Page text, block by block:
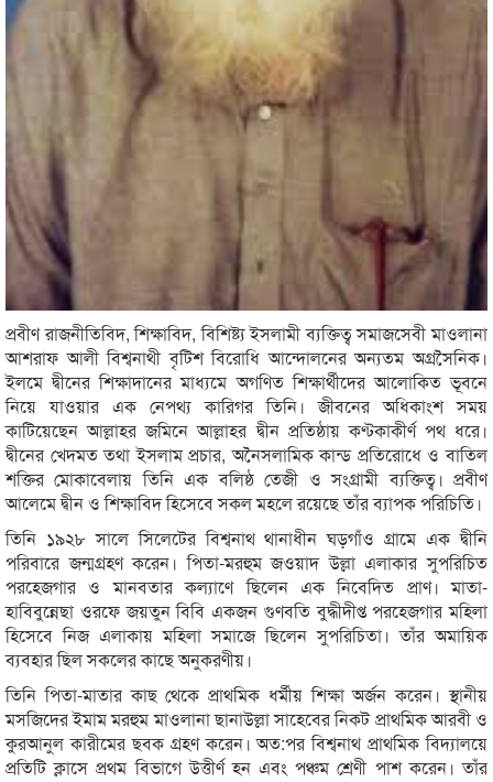
প্রবীণ রাজনীতিবিদ, শিক্ষাবিদ, বিশিষ্ট্য ইসলামী ব্যক্তিত্ব সমাজসেবী মাওলানা
আশরাফ আলী বিশ্বনাথী বৃটিশ বিরোধি আন্দোলনের অন্যতম অগ্রসৈনিক।
ইলমে দ্বীনের শিক্ষাদানের মাধ্যমে অগণিত শিক্ষার্থীদের আলোকিত ভূবনে
নিয়ে যাওয়ার এক নেপথ্য কারিগর তিনি। জীবনের অধিকাংশ সময়
কাটিয়েছেন আল্লাহর জমিনে আল্লাহর দ্বীন প্রতিষ্ঠায় কণ্টকাকীর্ণ পথ ধরে।
দ্বীনের খেদমত তথা ইসলাম প্রচার, অনৈসলামিক কান্ড প্রতিরোধে ও বাতিল
শক্তির মোকাবেলায় তিনি এক বলিষ্ঠ তেজী ও সংগ্রামী ব্যক্তিত্ব। প্রবীণ
আলেমে দ্বীন ও শিক্ষাবিদ হিসেবে সকল মহলে রয়েছে তাঁর ব্যাপক পরিচিতি।
তিনি ১৯২৮ সালে সিলেটের বিশ্বনাথ থানাধীন ঘড়গাঁও গ্রামে এক দ্বীনি
পরিবারে জন্মগ্রহণ করেন। পিতা-মরহুম জওয়াদ উল্লা এলাকার সুপরিচিত
পরহেজগার ও মানবতার কল্যাণে ছিলেন এক নিবেদিত প্রাণ। মাতা-
হাবিবুন্নেছা ওরফে জয়তুন বিবি একজন গুণবতি বুদ্ধীদীপ্ত পরহেজগার মহিলা
হিসেবে নিজ এলাকায় মহিলা সমাজে ছিলেন সুপরিচিতা। তাঁর অমায়িক
ব্যবহার ছিল সকলের কাছে অনুকরণীয়।
তিনি পিতা-মাতার কাছ থেকে প্রাথমিক ধর্মীয় শিক্ষা অর্জন করেন। স্থানীয়
মসজিদের ইমাম মরহুম মাওলানা ছানাউল্লা সাহেবের নিকট প্রাথমিক আরবী ও
কুরআনুল কারীমের ছবক গ্রহণ করেন। অত:পর বিশ্বনাথ প্রাথমিক বিদ্যালয়ে
প্রতিটি ক্লাসে প্রথম বিভাগে উত্তীর্ণ হন এবং পঞ্চম শ্রেণী পাশ করেন। তাঁর